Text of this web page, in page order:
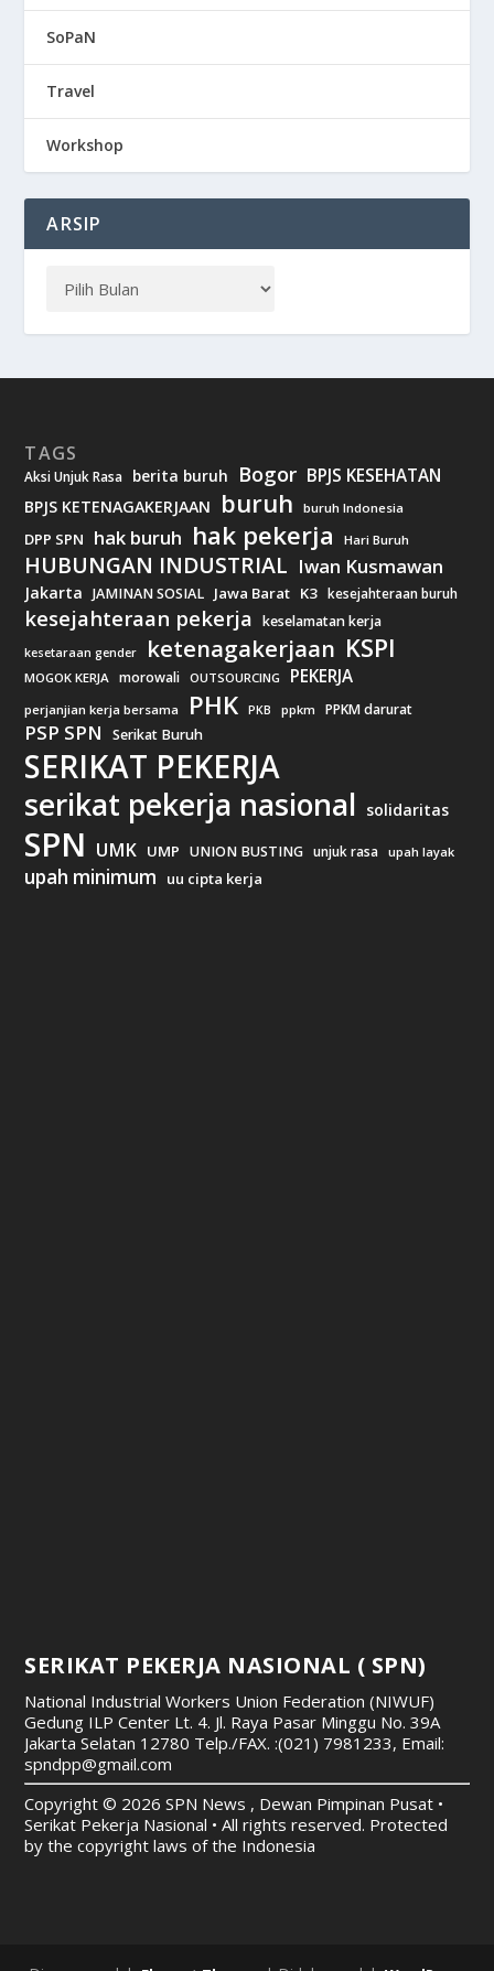
SoPaN
Travel
Workshop
ARSIP
TAGS
Aksi Unjuk Rasa berita buruh Bogor BPJS KESEHATAN
BPJS KETENAGAKERJAAN buruh buruh Indonesia
DPP SPN hak buruh hak pekerja Hari Buruh
HUBUNGAN INDUSTRIAL Iwan Kusmawan
Jakarta JAMINAN SOSIAL Jawa Barat K3 kesejahteraan buruh
kesejahteraan pekerja keselamatan kerja
kesetaraan gender ketenagakerjaan KSPI
MOGOK KERJA morowali OUTSOURCING PEKERJA
perjanjian kerja bersama PHK PKB ppkm PPKM darurat
PSP SPN Serikat Buruh
SERIKAT PEKERJA
serikat pekerja nasional solidaritas
SPN UMK UMP UNION BUSTING unjuk rasa upah layak
upah minimum uu cipta kerja